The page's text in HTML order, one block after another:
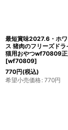
最短賞味2027.7・ホ
ス 北海道産秋鮭のフリ
犬猫用おやつwf71141
[wf71141]
1,089円(税込)
希望小売価格: 1,089円